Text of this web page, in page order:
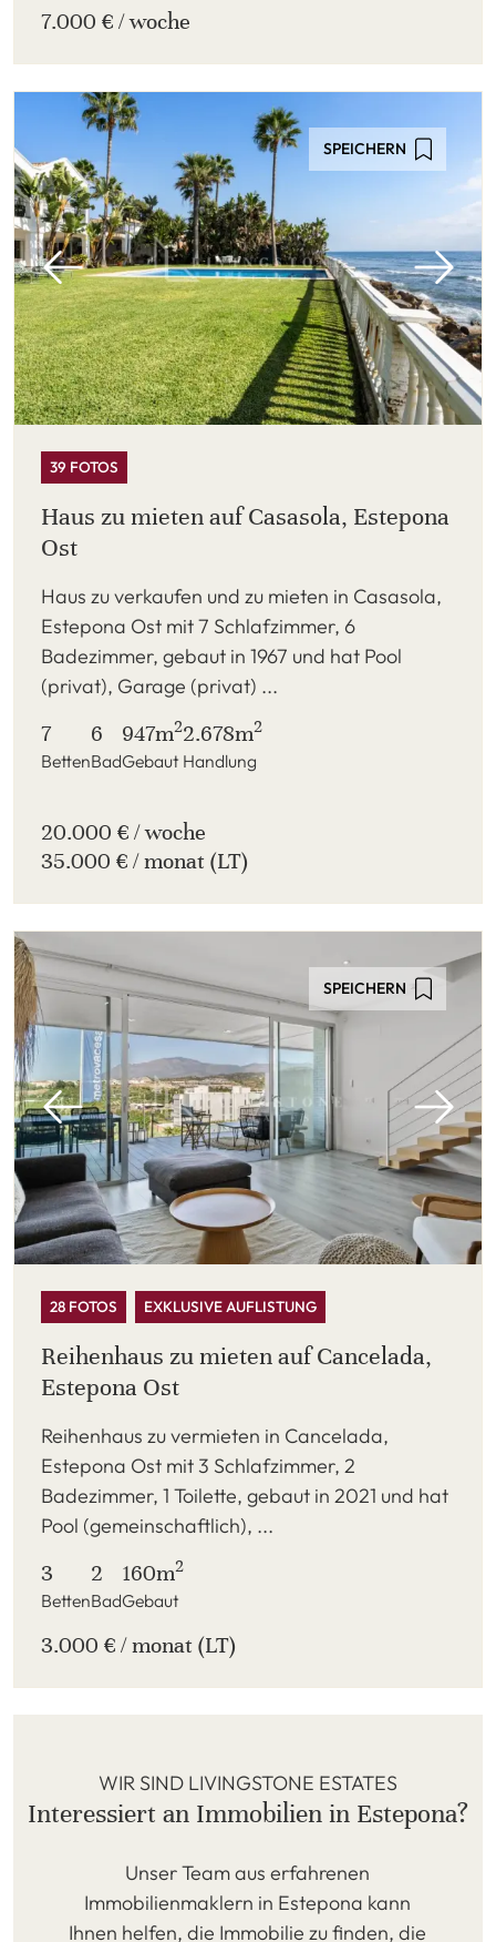
7.000 € / woche
SPEICHERN
39 FOTOS
Haus zu mieten auf Casasola, Estepona
Ost
Haus zu verkaufen und zu mieten in Casasola,
Estepona Ost mit 7 Schlafzimmer, 6
Badezimmer, gebaut in 1967 und hat Pool
(privat), Garage (privat) ...
7
Betten
6
Bad
947m2
Gebaut
2.678m2
Handlung
20.000 € / woche
35.000 € / monat (LT)
SPEICHERN
28 FOTOS EXKLUSIVE AUFLISTUNG
Reihenhaus zu mieten auf Cancelada,
Estepona Ost
Reihenhaus zu vermieten in Cancelada,
Estepona Ost mit 3 Schlafzimmer, 2
Badezimmer, 1 Toilette, gebaut in 2021 und hat
Pool (gemeinschaftlich), ...
3
Betten
2
Bad
160m2
Gebaut
3.000 € / monat (LT)
WIR SIND LIVINGSTONE ESTATES
Interessiert an Immobilien in Estepona?
Unser Team aus erfahrenen
Immobilienmaklern in Estepona kann
Ihnen helfen, die Immobilie zu finden, die